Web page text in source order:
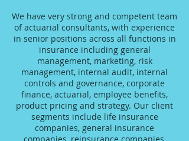
We have very strong and competent team
of actuarial consultants, with experience
in senior positions across all functions in
insurance including general
management, marketing, risk
management, internal audit, internal
controls and governance, corporate
finance, actuarial, employee benefits,
product pricing and strategy. Our client
segments include life insurance
companies, general insurance